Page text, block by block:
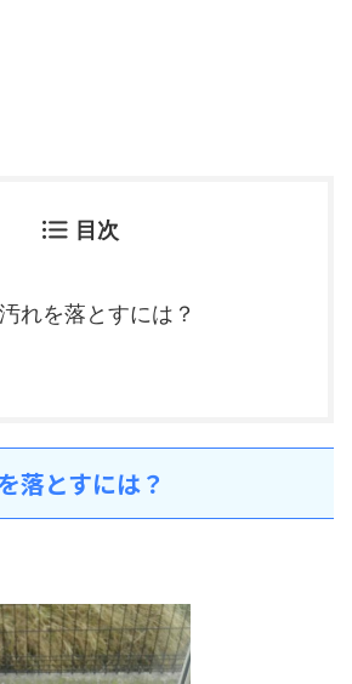
目次
れを落とすには？
落とすには？